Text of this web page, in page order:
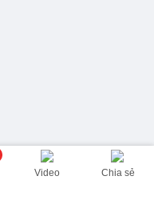
Video Chia sẻ